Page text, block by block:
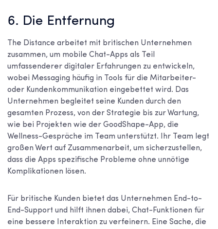
6. Die Entfernung
The Distance arbeitet mit britischen Unternehmen
zusammen, um mobile Chat-Apps als Teil
umfassenderer digitaler Erfahrungen zu entwickeln,
wobei Messaging häufig in Tools für die Mitarbeiter-
oder Kundenkommunikation eingebettet wird. Das
Unternehmen begleitet seine Kunden durch den
gesamten Prozess, von der Strategie bis zur Wartung,
wie bei Projekten wie der GoodShape-App, die
Wellness-Gespräche im Team unterstützt. Ihr Team legt
großen Wert auf Zusammenarbeit, um sicherzustellen,
dass die Apps spezifische Probleme ohne unnötige
Komplikationen lösen.
Für britische Kunden bietet das Unternehmen End-to-
End-Support und hilft ihnen dabei, Chat-Funktionen für
eine bessere Interaktion zu verfeinern. Eine Sache, die